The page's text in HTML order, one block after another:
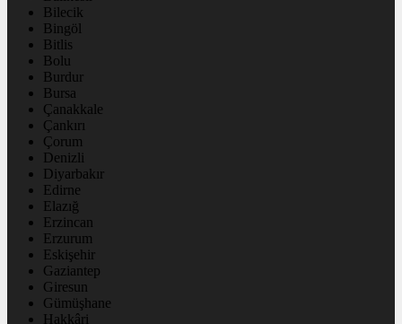
Bilecik
Bingöl
Bitlis
Bolu
Burdur
Bursa
Çanakkale
Çankırı
Çorum
Denizli
Diyarbakır
Edirne
Elazığ
Erzincan
Erzurum
Eskişehir
Gaziantep
Giresun
Gümüşhane
Hakkâri